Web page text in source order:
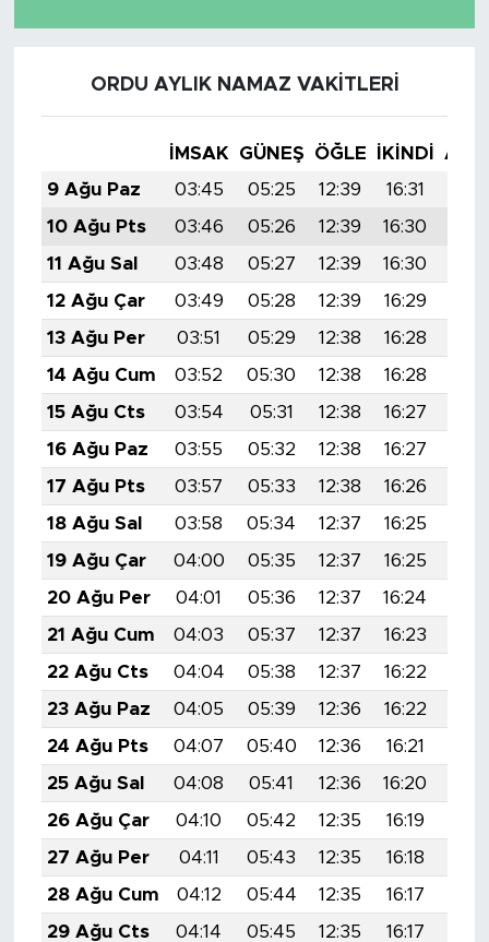
ORDU AYLIK NAMAZ VAKITLERI
İMSAK GÜNEŞ ÖĞLE İKINDI
9 Ağu Paz
03:45 05:25 12:39 16:31
10 Ağu Pts
03:46 05:26 12:39 16:30
11 Ağu Sal
03:48 05:27 12:39 16:30
12 Ağu Çar
03:49 05:28 12:39 16:29
13 Ağu Per
03:51 05:29 12:38 16:28
14 Ağu Cum
03:52 05:30 12:38 16:28
15 Ağu Cts
03:54 05:31 12:38 16:27
16 Ağu Paz
03:55 05:32 12:38 16:27
17 Ağu Pts
03:57 05:33 12:38 16:26
18 Ağu Sal
03:58 05:34 12:37 16:25
19 Ağu Çar
04:00 05:35 12:37 16:25
20 Ağu Per
04:01 05:36 12:37 16:24
21 Ağu Cum
04:03 05:37 12:37 16:23
22 Ağu Cts
04:04 05:38 12:37 16:22
23 Ağu Paz
04:05 05:39 12:36 16:22
24 Ağu Pts
04:07 05:40 12:36 16:21
25 Ağu Sal
04:08 05:41 12:36 16:20
26 Ağu Çar
04:10 05:42 12:35 16:19
27 Ağu Per
04:11 05:43 12:35 16:18
28 Ağu Cum
04:12 05:44 12:35 16:17
29 Ağu Cts
04:14 05:45 12:35 16:17